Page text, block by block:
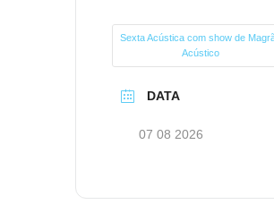
Sexta Acústica com show de
Acústico
DATA
07 08 2026